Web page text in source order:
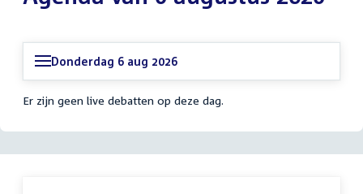
Donderdag 6 aug 2026
Er zijn geen live debatten op deze dag.